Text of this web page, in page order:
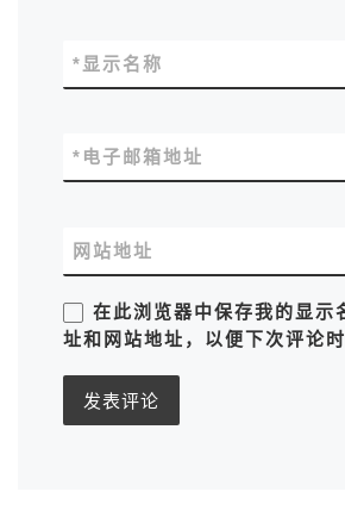
显示名称
*
电子邮箱地址
*
网站地址
在此浏览器中保存我的显示
址和网站地址，以便下次评论时